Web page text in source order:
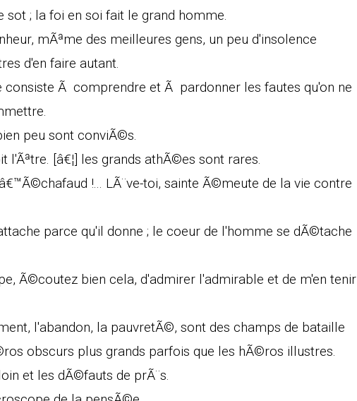
sot ; la foi en soi fait le grand homme.
mÃªme des meilleures gens, un peu d'insolence
d'en faire autant.
consiste Ã comprendre et Ã pardonner les fautes qu'on ne
peu sont conviÃ©s.
l'Ãªtre. [â€¦] les grands athÃ©es sont rares.
!... LÃ¨ve-toi, sainte Ã©meute de la vie contre
parce qu'il donne ; le coeur de l'homme se dÃ©tache
Ã©coutez bien cela, d'admirer l'admirable et de m'en tenir
l'abandon, la pauvretÃ©, sont des champs de bataille
obscurs plus grands parfois que les hÃ©ros illustres.
et les dÃ©fauts de prÃ¨s.